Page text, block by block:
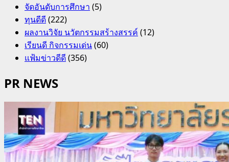
จัดอันดับการศึกษา (5)
ทุนดีดี(222)
ผลงานวิจัย นวัตกรรมสร้างสรรค์ (12)
เรียนดี กิจกรรมเด่น(60)
แฟ้มข่าวดีดี(356)
PR NEWS